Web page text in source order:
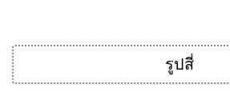
รูปสี่